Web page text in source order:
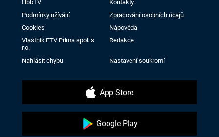
HbbTV
Kontakty
Podmínky užívání
Zpracování osobních údajů
Cookies
Nápověda
Vlastník FTV Prima spol. s
r.o.
Redakce
Nahlásit chybu Nastavení soukromí
App Store
Google Play